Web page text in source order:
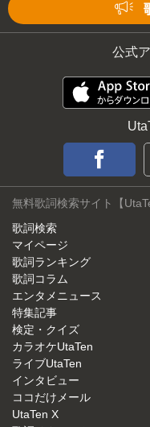
公式
無料歌詞検索サイト【
歌詞検索
マイページ
歌詞ランキング
歌詞コラム
エンタメニュース
特集記事
検定・クイズ
カラオケUtaTen
ライブUtaTen
インタビュー
ココだけメール
UtaTen X